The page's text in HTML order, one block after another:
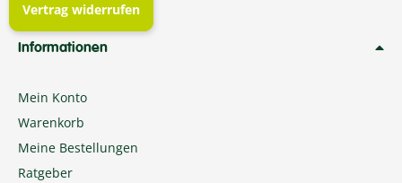
Vertrag widerrufen
Informationen
Mein Konto
Warenkorb
Meine Bestellungen
Ratgeber